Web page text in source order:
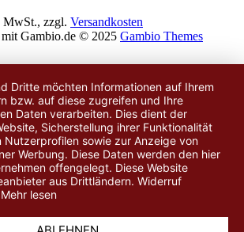
MwSt., zzgl. Versandkosten
mit Gambio.de © 2025 Gambio Themes
Dritte möchten Informationen auf Ihrem
bzw. auf diese zugreifen und Ihre
Daten verarbeiten. Dies dient der
Sicherstellung ihrer Funktionalität
Nutzerprofilen sowie zur Anzeige von
Werbung. Diese Daten werden den hier
offengelegt. Diese Website
aus Drittländern. Widerruf
Mehr lesen